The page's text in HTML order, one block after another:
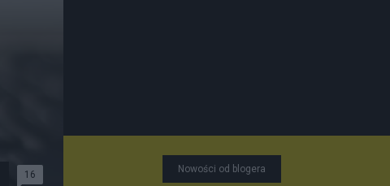
16 Nowości od blogera